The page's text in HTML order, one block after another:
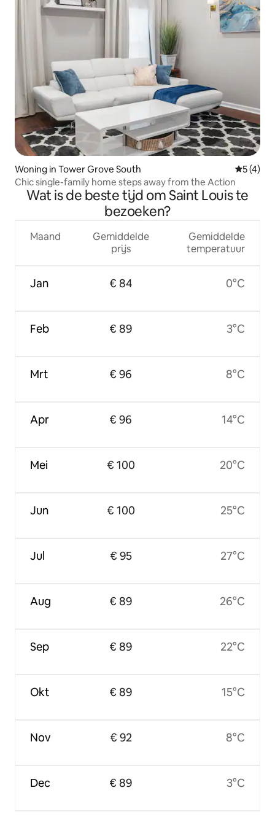
Woning in Tower Grove South
5 (4)
Chic single-family home steps away from the Action
Wat is de beste tijd om Saint Louis te
bezoeken?
Maand
Jan
Feb
Mrt
Apr
Mei
Jun
Jul
Aug
Sep
Okt
Nov
Dec
Gemiddelde
prijs
€ 84
€ 89
€ 96
€ 96
€ 100
€ 100
€ 95
€ 89
€ 89
€ 89
€ 92
€ 89
Gemiddelde
temperatuur
0°C
3°C
8°C
14°C
20°C
25°C
27°C
26°C
22°C
15°C
8°C
3°C